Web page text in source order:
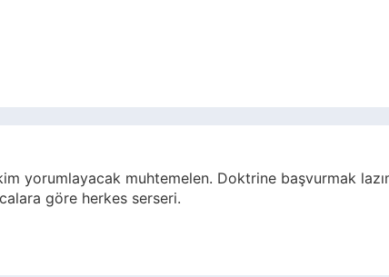
yorumlayacak muhtemelen. Doktrine başvurmak
göre herkes serseri.